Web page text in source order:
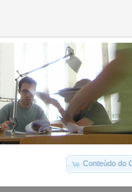
Conteúdo do